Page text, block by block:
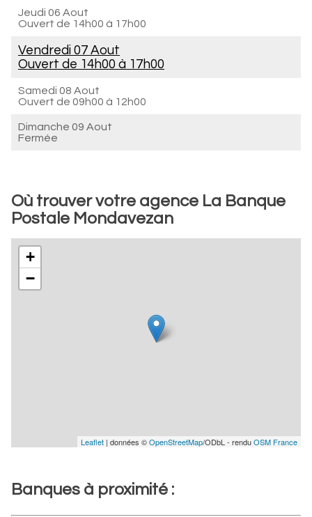
Jeudi 06 Aout
Ouvert de 14h00 à 17h00
Vendredi 07 Aout
Ouvert de 14h00 à 17h00
Samedi 08 Aout
Ouvert de 09h00 à 12h00
Dimanche 09 Aout
Fermée
Où trouver votre agence La Banque
Postale Mondavezan
+
−
Leaflet | données ©OpenStreetMap/ODbL - renduOSM France
Banques à proximité :